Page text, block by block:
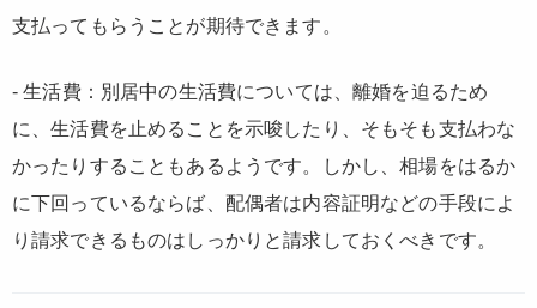
支払ってもらうことが期待できます。
- 生活費：別居中の生活費については、離婚を迫るため
に、生活費を止めることを示唆したり、そもそも支払わな
かったりすることもあるようです。しかし、相場をはるか
に下回っているならば、配偶者は内容証明などの手段によ
り請求できるものはしっかりと請求しておくべきです。